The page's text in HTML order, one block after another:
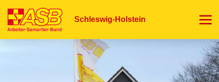
zum
Schleswig-Holstein